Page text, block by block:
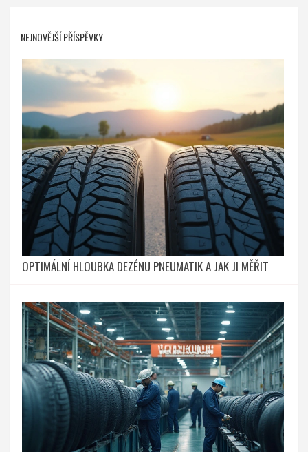
NEJNOVĚJŠÍ PŘÍSPĚVKY
OPTIMÁLNÍ HLOUBKA DEZÉNU PNEUMATIK A JAK JI MĚŘIT